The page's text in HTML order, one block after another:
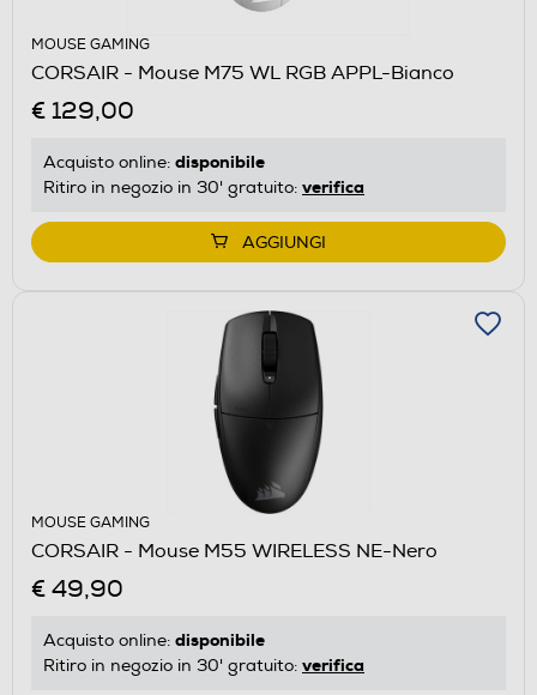
MOUSE GAMING
CORSAIR - Mouse M75 WL RGB APPL-Bianco
€ 129,00
Acquisto online: disponibile
Ritiro in negozio in 30' gratuito: verifica
AGGIUNGI
MOUSE GAMING
CORSAIR - Mouse M55 WIRELESS NE-Nero
€ 49,90
Acquisto online: disponibile
Ritiro in negozio in 30' gratuito: verifica